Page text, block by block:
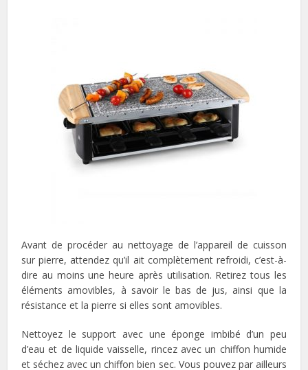
Avant de procéder au nettoyage de l’appareil de cuisson
sur pierre, attendez qu’il ait complètement refroidi, c’est-à-
dire au moins une heure après utilisation. Retirez tous les
éléments amovibles, à savoir le bas de jus, ainsi que la
résistance et la pierre si elles sont amovibles.
Nettoyez le support avec une éponge imbibé d’un peu
d’eau et de liquide vaisselle, rincez avec un chiffon humide
et séchez avec un chiffon bien sec. Vous pouvez par ailleurs